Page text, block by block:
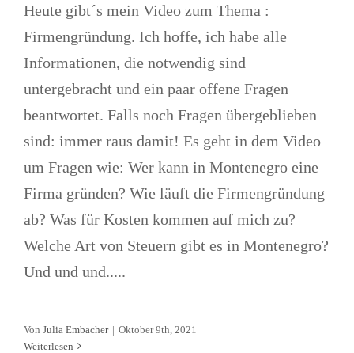
Heute gibt´s mein Video zum Thema :
Firmengründung. Ich hoffe, ich habe alle
Informationen, die notwendig sind
untergebracht und ein paar offene Fragen
beantwortet. Falls noch Fragen übergeblieben
sind: immer raus damit! Es geht in dem Video
um Fragen wie: Wer kann in Montenegro eine
Firma gründen? Wie läuft die Firmengründung
ab? Was für Kosten kommen auf mich zu?
Welche Art von Steuern gibt es in Montenegro?
Und und und.....
Von Julia Embacher | Oktober 9th, 2021
WeiterlesenStaatsbürgerschaft für Montenegro